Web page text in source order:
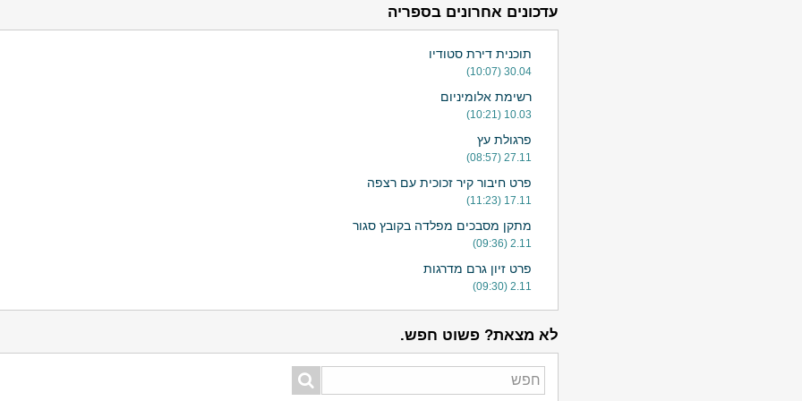
עדכונים אחרונים בספריה
תוכנית דירת סטודיו
30.04 (10:07)
רשימת אלומיניום
10.03 (10:21)
פרגולת עץ
27.11 (08:57)
פרט חיבור קיר זכוכית עם רצפה
17.11 (11:23)
מתקן מסבכים מפלדה בקובץ סגור
2.11 (09:36)
פרט זיון גרם מדרגות
2.11 (09:30)
לא מצאת? פשוט חפש.